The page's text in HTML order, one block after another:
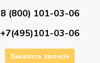
8 (800) 101-03-06
+7(495)101-03-06
Заказать звонок